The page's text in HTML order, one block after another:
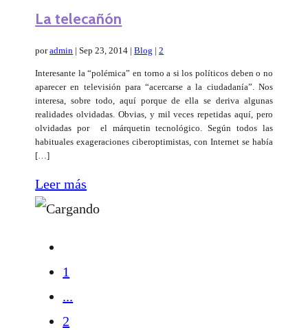
La telecañón
poradmin |Sep 23, 2014 |Blog |2
Interesante la “polémica” en torno a si los políticos deben o no
aparecer en televisión para “acercarse a la ciudadanía”. Nos
interesa, sobre todo, aquí porque de ella se deriva algunas
realidades olvidadas. Obvias, y mil veces repetidas aquí, pero
olvidadas por el márquetin tecnológico. Según todos las
habituales exageraciones ciberoptimistas, con Internet se había
[…]
Leer más
1
...
2